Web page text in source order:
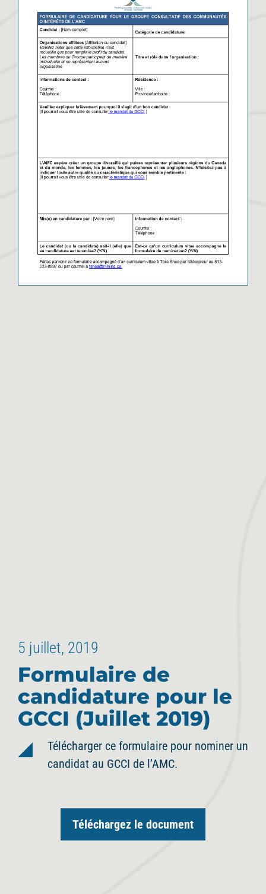
5 juillet, 2019
Formulaire de
candidature pour le
GCCI (Juillet 2019)
Télécharger ce formulaire pour nominer un
candidat au GCCI de l’AMC.
Téléchargez le document